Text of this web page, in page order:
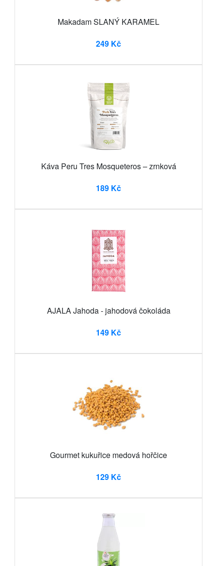
Makadam SLANÝ KARAMEL
249 Kč
Káva Peru Tres Mosqueteros – zrnková
189 Kč
AJALA Jahoda - jahodová čokoláda
149 Kč
Gourmet kukuřice medová hořčice
129 Kč